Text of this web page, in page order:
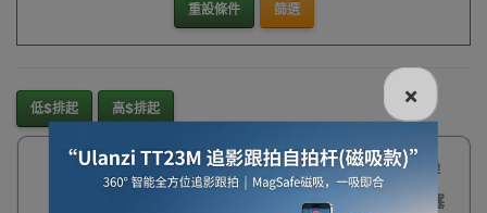
重設條件 篩選
低$排起 高$排起
Jmakara 優隆降噪
耳塞-黑色 | 防水防
噪音 | 硅膠睡眠耳塞
×